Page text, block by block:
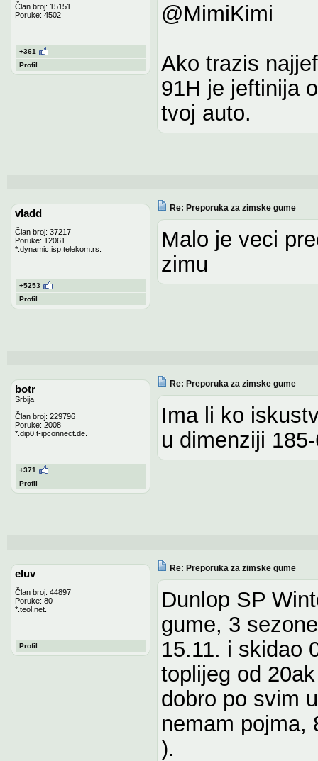
Član broj: 15151
Poruke: 4502
+361
Profil
@MimiKimi
Ako trazis
91H je jeftinija
tvoj auto.
vladd
Član broj: 37217
Poruke: 12061
*.dynamic.isp.telekom.rs.
+5253
Profil
Re: Preporuka za zimske gume
Malo je veci
zimu
botr
Srbija
Član broj: 229796
Poruke: 2008
*.dip0.t-ipconnect.de.
+371
Profil
Re: Preporuka za zimske gume
Ima li ko
u dimenziji
eluv
Član broj: 44897
Poruke: 80
*.teol.net.
Profil
Re: Preporuka za zimske gume
Dunlop SP
gume, 3
15.11. i skidao
toplijeg od
dobro po svim
nemam pojma,
).